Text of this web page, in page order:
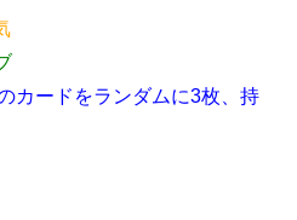
カードをランダムに3枚、持